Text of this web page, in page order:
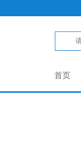
首页